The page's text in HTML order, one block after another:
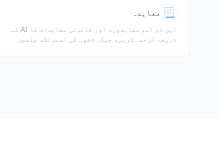
📃 معاہدہ
این ڈی اے، معاہدوں، اور قانونی معاہدات کا AI کے
ذریعے ترجمہ کریں، جبکہ شقوں کی نمبرنگ، متعین